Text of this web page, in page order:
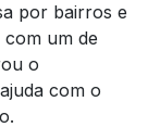
por bairros e
com um de
o
com o